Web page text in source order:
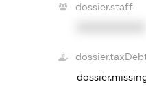
dossier.staff